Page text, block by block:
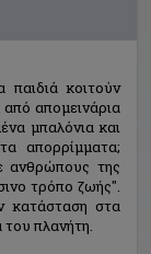
κοιτούν
απομεινάρια
μπαλόνια και
απορρίμματα;
ανθρώπους της
τρόπο ζωής".
κατάσταση στα
πλανήτη.